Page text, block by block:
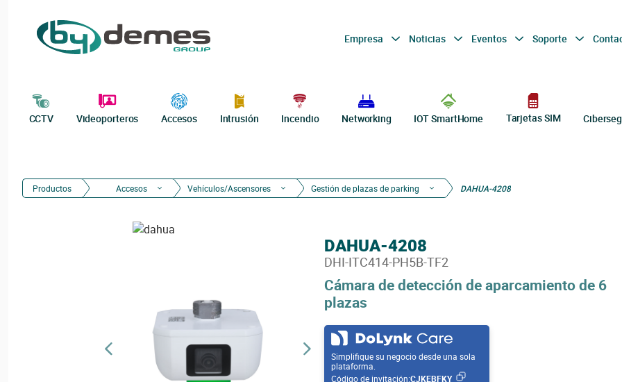
Empresa Noticias Eventos Soporte
CCTV Videoporteros Accesos Intrusión Incendio Networking IOT SmartHome Tarjetas SIM
Productos Accesos Vehículos/Ascensores Gestión de plazas de parking DAHUA-4208
Cámara de detección de aparcamiento de 6
plazas
DAHUA-4208
DHI-ITC414-PH5B-TF2
Simplifique su negocio desde una sola
plataforma.
Código de invitación:CJKEBFKY